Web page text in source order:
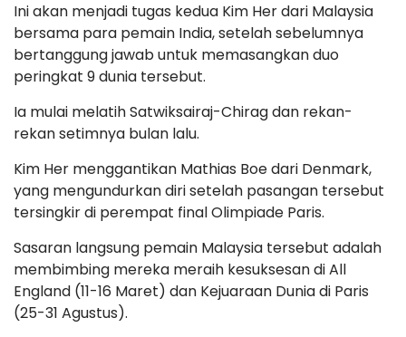
Ini akan menjadi tugas kedua Kim Her dari Malaysia
bersama para pemain India, setelah sebelumnya
bertanggung jawab untuk memasangkan duo
peringkat 9 dunia tersebut.
Ia mulai melatih Satwiksairaj-Chirag dan rekan-
rekan setimnya bulan lalu.
Kim Her menggantikan Mathias Boe dari Denmark,
yang mengundurkan diri setelah pasangan tersebut
tersingkir di perempat final Olimpiade Paris.
Sasaran langsung pemain Malaysia tersebut adalah
membimbing mereka meraih kesuksesan di All
England (11-16 Maret) dan Kejuaraan Dunia di Paris
(25-31 Agustus).